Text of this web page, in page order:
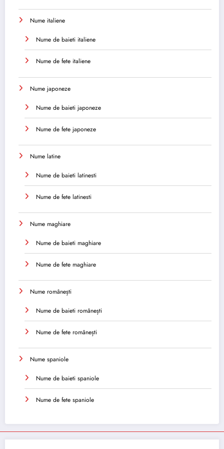
Nume italiene
Nume de baieti italiene
Nume de fete italiene
Nume japoneze
Nume de baieti japoneze
Nume de fete japoneze
Nume latine
Nume de baieti latinesti
Nume de fete latinesti
Nume maghiare
Nume de baieti maghiare
Nume de fete maghiare
Nume românești
Nume de baieti românești
Nume de fete românești
Nume spaniole
Nume de baieti spaniole
Nume de fete spaniole